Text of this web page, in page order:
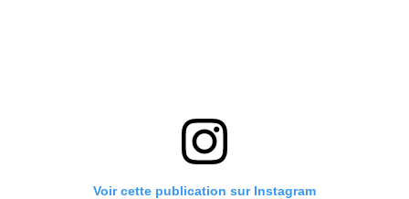
Voir cette publication sur Instagram